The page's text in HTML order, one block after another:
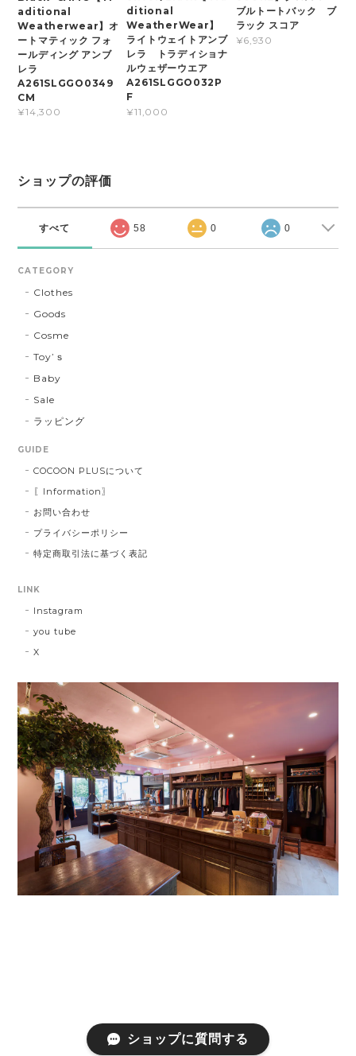
aditional
Weatherwear】オ
ートマティック フォ
ールディング アンブ
レラ
A261SLGGO0349
CM
¥14,300
ditional
WeatherWear】
ライトウェイトアンブ
レラ トラディショナ
ルウェザーウエア
A261SLGGO032P
F
¥11,000
ブルトートバック ブ
ラック スコア
¥6,930
ショップの評価
すべて 58 0 0
CATEGORY
Clothes
Goods
Cosme
Toy’ｓ
Baby
Sale
ラッピング
GUIDE
COCOON PLUSについて
〖Information〗
お問い合わせ
プライバシーポリシー
特定商取引法に基づく表記
LINK
Instagram
you tube
X
ショップに質問する